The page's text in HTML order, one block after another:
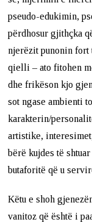
pseudo-edukimin,
përdhosur gjithçka
njerëzit punonin fort
qielli – ato fitohen
dhe frikëson kjo
sot ngase ambienti
karakterin/
artistike,
bërë kujdes të
butaforitë që u
Këtu e shoh
vanitoz që është i